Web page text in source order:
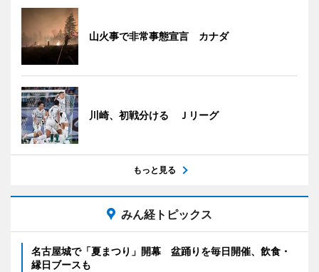
山火事で非常事態宣言 カナダ
川崎、初戦分ける Ｊリーグ
もっと見る
みん経トピックス
名古屋城で「夏まつり」開幕 盆踊りを毎日開催、飲食・
縁日ブースも